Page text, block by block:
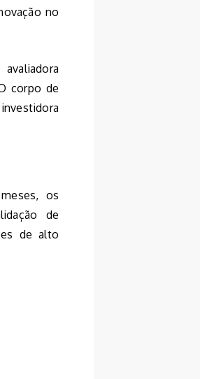
no
corpo de
os
de
de alto